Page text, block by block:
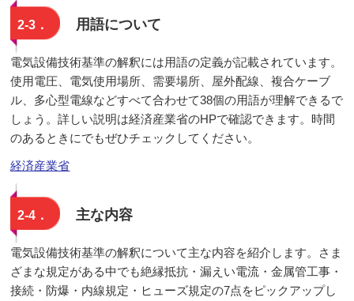
2-3． 用語について
電気設備技術基準の解釈には用語の定義が記載されています。
使用電圧、電気使用場所、需要場所、屋外配線、複合ケーブ
ル、多心型電線などすべて合わせて38個の用語が理解できるで
しょう。詳しい説明は経済産業省のHPで確認できます。時間
のあるときにでもぜひチェックしてください。
経済産業省
2-4． 主な内容
電気設備技術基準の解釈について主な内容を紹介します。さま
ざまな規定がある中でも絶縁抵抗・漏えい電流・金属管工事・
接続・防爆・内線規定・ヒューズ規定の7点をピックアップし